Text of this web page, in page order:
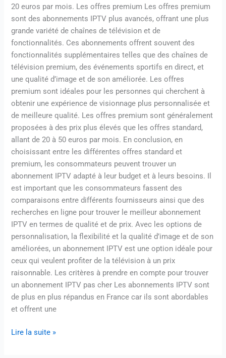
20 euros par mois. Les offres premium Les offres premium
sont des abonnements IPTV plus avancés, offrant une plus
grande variété de chaînes de télévision et de
fonctionnalités. Ces abonnements offrent souvent des
fonctionnalités supplémentaires telles que des chaînes de
télévision premium, des événements sportifs en direct, et
une qualité d’image et de son améliorée. Les offres
premium sont idéales pour les personnes qui cherchent à
obtenir une expérience de visionnage plus personnalisée et
de meilleure qualité. Les offres premium sont généralement
proposées à des prix plus élevés que les offres standard,
allant de 20 à 50 euros par mois. En conclusion, en
choisissant entre les différentes offres standard et
premium, les consommateurs peuvent trouver un
abonnement IPTV adapté à leur budget et à leurs besoins. Il
est important que les consommateurs fassent des
comparaisons entre différents fournisseurs ainsi que des
recherches en ligne pour trouver le meilleur abonnement
IPTV en termes de qualité et de prix. Avec les options de
personnalisation, la flexibilité et la qualité d’image et de son
améliorées, un abonnement IPTV est une option idéale pour
ceux qui veulent profiter de la télévision à un prix
raisonnable. Les critères à prendre en compte pour trouver
un abonnement IPTV pas cher Les abonnements IPTV sont
de plus en plus répandus en France car ils sont abordables
et offrent une
Lire la suite »